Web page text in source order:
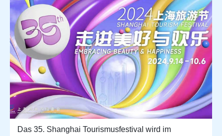
Das 35. Shanghai Tourismusfestival wird im